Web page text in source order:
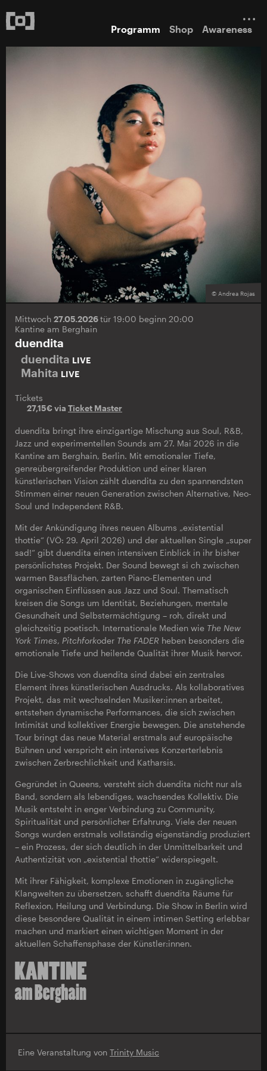
Programm Shop Awareness
© Andrea Rojas
Mittwoch 27.05.2026tür 19:00 beginn 20:00
Kantine am Berghain
duendita
duendita LIVE
Mahita LIVE
Tickets
27,15€ via Ticket Master
duendita bringt ihre einzigartige Mischung aus Soul, R&B,
Jazz und experimentellen Sounds am 27. Mai 2026 in die
Kantine am Berghain, Berlin. Mit emotionaler Tiefe,
genreübergreifender Produktion und einer klaren
künstlerischen Vision zählt duendita zu den spannendsten
Stimmen einer neuen Generation zwischen Alternative, Neo-
Soul und Independent R&B.
Mit der Ankündigung ihres neuen Albums „existential
thottie“ (VÖ: 29. April 2026) und der aktuellen Single „super
sad!“ gibt duendita einen intensiven Einblick in ihr bisher
persönlichstes Projekt. Der Sound bewegt si ch zwischen
warmen Bassflächen, zarten Piano-Elementen und
organischen Einflüssen aus Jazz und Soul. Thematisch
kreisen die Songs um Identität, Beziehungen, mentale
Gesundheit und Selbstermächtigung – roh, direkt und
gleichzeitig poetisch. Internationale Medien wie The New
York Times, Pitchforkoder The FADER heben besonders die
emotionale Tiefe und heilende Qualität ihrer Musik hervor.
Die Live-Shows von duendita sind dabei ein zentrales
Element ihres künstlerischen Ausdrucks. Als kollaboratives
Projekt, das mit wechselnden Musiker:innen arbeitet,
entstehen dynamische Performances, die sich zwischen
Intimität und kollektiver Energie bewegen. Die anstehende
Tour bringt das neue Material erstmals auf europäische
Bühnen und verspricht ein intensives Konzerterlebnis
zwischen Zerbrechlichkeit und Katharsis.
Gegründet in Queens, versteht sich duendita nicht nur als
Band, sondern als lebendiges, wachsendes Kollektiv. Die
Musik entsteht in enger Verbindung zu Community,
Spiritualität und persönlicher Erfahrung. Viele der neuen
Songs wurden erstmals vollständig eigenständig produziert
– ein Prozess, der sich deutlich in der Unmittelbarkeit und
Authentizität von „existential thottie“ widerspiegelt.
Mit ihrer Fähigkeit, komplexe Emotionen in zugängliche
Klangwelten zu übersetzen, schafft duendita Räume für
Reflexion, Heilung und Verbindung. Die Show in Berlin wird
diese besondere Qualität in einem intimen Setting erlebbar
machen und markiert einen wichtigen Moment in der
aktuellen Schaffensphase der Künstler:innen.
Eine Veranstaltung von Trinity Music